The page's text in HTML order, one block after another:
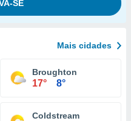
Mais cidades
Broughton
17° 8°
Coldstream